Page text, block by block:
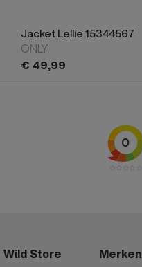
Jacket Lellie 15344567
ONLY
€ 49,99
Wild Store Merken